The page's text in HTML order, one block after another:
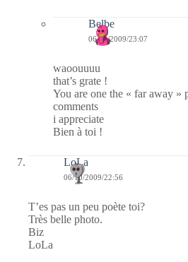
Belbe
06/10/2009/23:07
waoouuuu
that’s grate !
You are one the « far away »
comments
i appreciate
Bien à toi !
LoLa
06/10/2009/22:56
T’es pas un peu poète toi?
Très belle photo.
Biz
LoLa